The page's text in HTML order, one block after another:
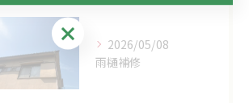
2026/05/08
雨樋補修
お問い合わせはこちら